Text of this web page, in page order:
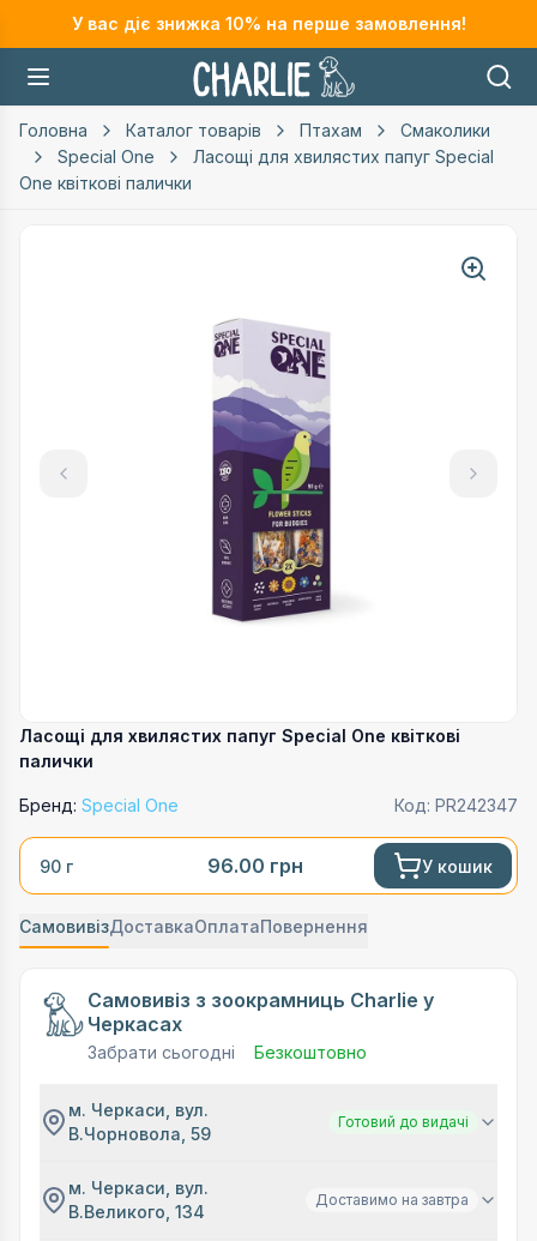
У вас діє знижка 10% на перше замовлення!
Головна Каталог товарів Птахам
Смаколики
Special One
Ласощі для хвилястих папуг Special
One квіткові палички
Ласощі для хвилястих папуг Special One квіткові
палички
Бренд: Special One Код: PR242347
90 г 96.00 грн У кошик
СамовивізДоставкаОплатаПовернення
Самовивіз з зоокрамниць Charlie у
Черкасах
Забрати сьогодні Безкоштовно
м. Черкаси, вул.
В.Чорновола, 59
Готовий до видачі
м. Черкаси, вул.
В.Великого, 134
Доставимо на завтра